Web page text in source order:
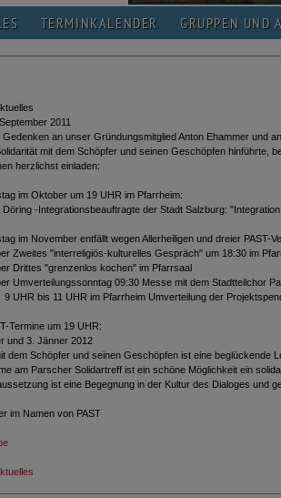
TERMINKALENDER GRUPPEN UND
2011
Gedenken an unser Gründungsmitglied Anton Ehammer und
mit dem Schöpfer und seinen Geschöpfen hinführte,
herzlichst einladen:
im Oktober um 19 UHR im Pfarrheim:
Döring -Integrationsbeauftragte der Stadt Salzburg:
im November entfällt wegen Allerheiligen und dreier PAST-
Zweites "interreligiös-kulturelles Gespräch" um 18:30 im
Drittes "grenzenlos kochen" im Pfarrsaal
Umverteilungssonntag 09:30 Messe mit dem Stadtteilchor
11 UHR im Pfarrheim Umverteilung der
Termine um 19 UHR:
und 3. Jänner 2012
dem Schöpfer und seinen Geschöpfen ist eine beglückende
am Parscher Solidartreff ist ein schöne Möglichkeit ein
ist eine Begegnung in der Kultur des Dialoges und
im Namen von PAST